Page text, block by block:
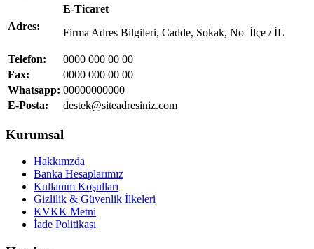
Adres:
E-Ticaret
Firma Adres Bilgileri, Cadde, Sokak, No İlçe / İL
Telefon:
0000 000 00 00
Fax:
0000 000 00 00
Whatsapp: 00000000000
E-Posta:
destek@siteadresiniz.com
Kurumsal
Hakkımzda
Banka Hesaplarımız
Kullanım Koşulları
Gizlilik & Güvenlik İlkeleri
KVKK Metni
İade Politikası